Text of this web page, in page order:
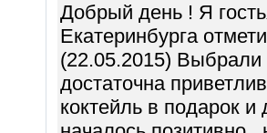
Добрый день ! Я
Екатеринбурга
(22.05.2015)
достаточна
коктейль в подарок